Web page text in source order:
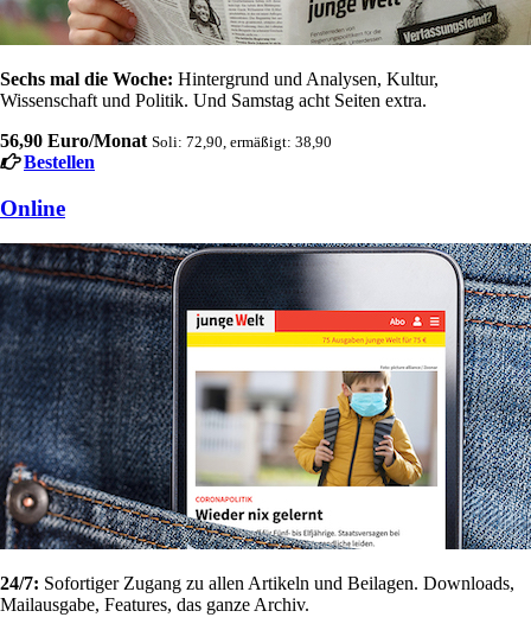
Sechs mal die Woche: Hintergrund und Analysen, Kultur,
Wissenschaft und Politik. Und Samstag acht Seiten extra.
56,90 Euro/Monat Soli: 72,90, ermäßigt: 38,90
Bestellen
Online
24/7: Sofortiger Zugang zu allen Artikeln und Beilagen. Downloads,
Mailausgabe, Features, das ganze Archiv.